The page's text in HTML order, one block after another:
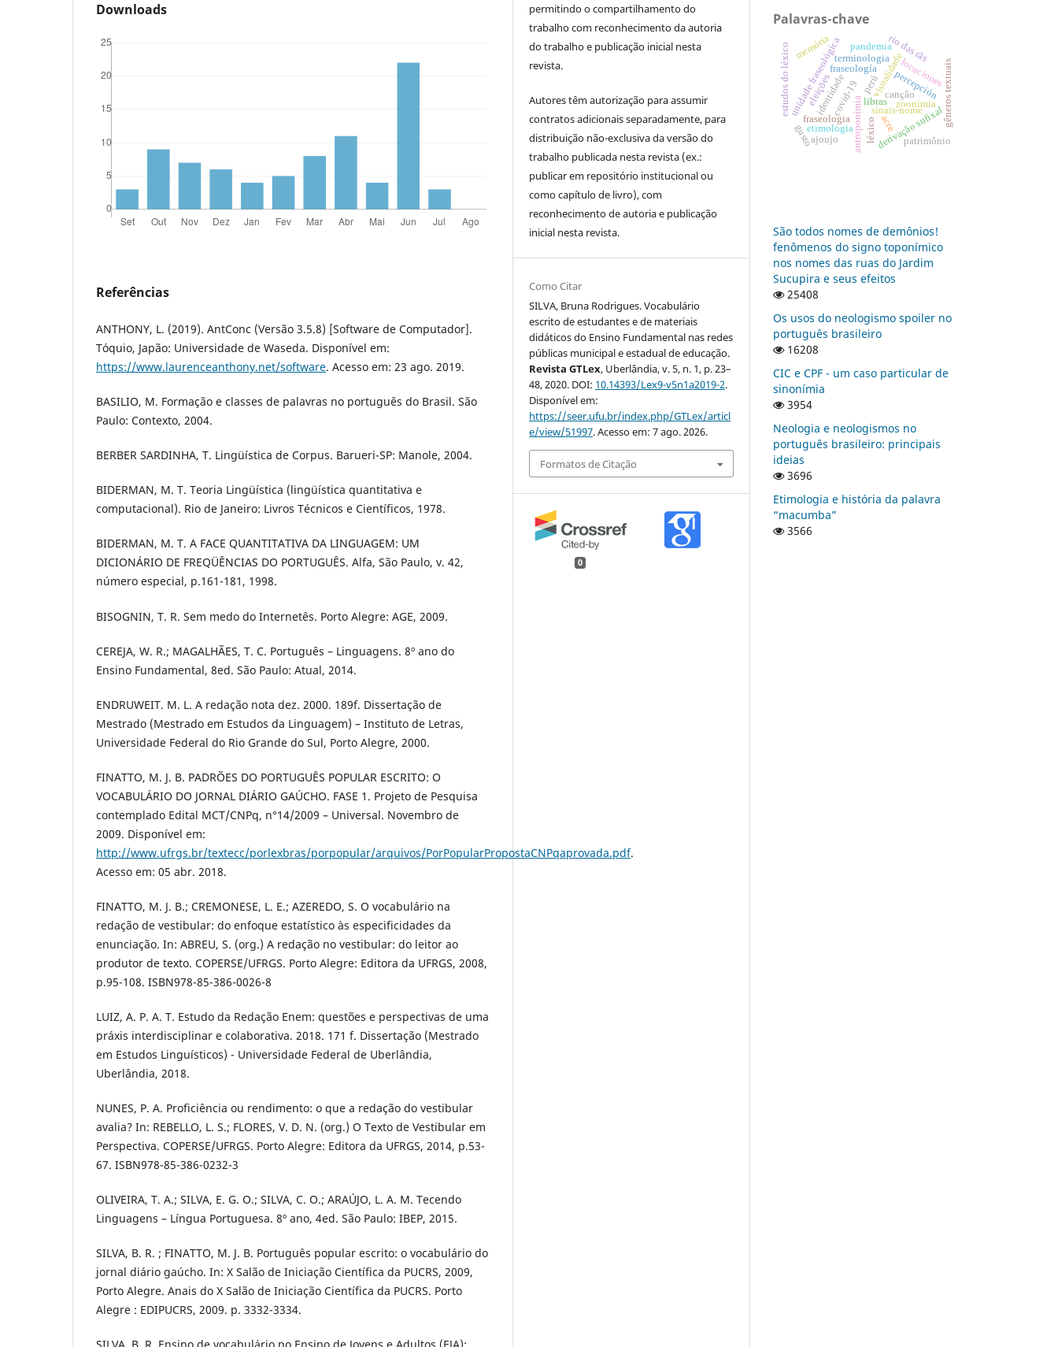
Downloads
Referências
ANTHONY, L. (2019). AntConc (Versão 3.5.8) [Software de Computador].
Tóquio, Japão: Universidade de Waseda. Disponível em:
https://www.laurenceanthony.net/software. Acesso em: 23 ago. 2019.
BASILIO, M. Formação e classes de palavras no português do Brasil. São
Paulo: Contexto, 2004.
BERBER SARDINHA, T. Lingüística de Corpus. Barueri-SP: Manole, 2004.
BIDERMAN, M. T. Teoria Lingüística (lingüística quantitativa e
computacional). Rio de Janeiro: Livros Técnicos e Científicos, 1978.
BIDERMAN, M. T. A FACE QUANTITATIVA DA LINGUAGEM: UM
DICIONÁRIO DE FREQÜÊNCIAS DO PORTUGUÊS. Alfa, São Paulo, v. 42,
número especial, p.161-181, 1998.
BISOGNIN, T. R. Sem medo do Internetês. Porto Alegre: AGE, 2009.
CEREJA, W. R.; MAGALHÃES, T. C. Português – Linguagens. 8º ano do
Ensino Fundamental, 8ed. São Paulo: Atual, 2014.
ENDRUWEIT. M. L. A redação nota dez. 2000. 189f. Dissertação de
Mestrado (Mestrado em Estudos da Linguagem) – Instituto de Letras,
Universidade Federal do Rio Grande do Sul, Porto Alegre, 2000.
FINATTO, M. J. B. PADRÕES DO PORTUGUÊS POPULAR ESCRITO: O
VOCABULÁRIO DO JORNAL DIÁRIO GAÚCHO. FASE 1. Projeto de Pesquisa
contemplado Edital MCT/CNPq, n°14/2009 – Universal. Novembro de
2009. Disponível em:
http://www.ufrgs.br/textecc/porlexbras/porpopular/arquivos/PorPopularPropostaCNPqaprovada.pdf.
Acesso em: 05 abr. 2018.
FINATTO, M. J. B.; CREMONESE, L. E.; AZEREDO, S. O vocabulário na
redação de vestibular: do enfoque estatístico às especificidades da
enunciação. In: ABREU, S. (org.) A redação no vestibular: do leitor ao
produtor de texto. COPERSE/UFRGS. Porto Alegre: Editora da UFRGS, 2008,
p.95-108. ISBN978-85-386-0026-8
LUIZ, A. P. A. T. Estudo da Redação Enem: questões e perspectivas de uma
práxis interdisciplinar e colaborativa. 2018. 171 f. Dissertação (Mestrado
em Estudos Linguísticos) - Universidade Federal de Uberlândia,
Uberlândia, 2018.
NUNES, P. A. Proficiência ou rendimento: o que a redação do vestibular
avalia? In: REBELLO, L. S.; FLORES, V. D. N. (org.) O Texto de Vestibular em
Perspectiva. COPERSE/UFRGS. Porto Alegre: Editora da UFRGS, 2014, p.53-
67. ISBN978-85-386-0232-3
OLIVEIRA, T. A.; SILVA, E. G. O.; SILVA, C. O.; ARAÚJO, L. A. M. Tecendo
Linguagens – Língua Portuguesa. 8º ano, 4ed. São Paulo: IBEP, 2015.
SILVA, B. R. ; FINATTO, M. J. B. Português popular escrito: o vocabulário do
jornal diário gaúcho. In: X Salão de Iniciação Científica da PUCRS, 2009,
Porto Alegre. Anais do X Salão de Iniciação Científica da PUCRS. Porto
Alegre : EDIPUCRS, 2009. p. 3332-3334.
SILVA, B. R. Ensino de vocabulário no Ensino de Jovens e Adultos (EJA):
permitindo o compartilhamento do
trabalho com reconhecimento da autoria
do trabalho e publicação inicial nesta
revista.
Autores têm autorização para assumir
contratos adicionais separadamente, para
distribuição não-exclusiva da versão do
trabalho publicada nesta revista (ex.:
publicar em repositório institucional ou
como capítulo de livro), com
reconhecimento de autoria e publicação
inicial nesta revista.
Como Citar
SILVA, Bruna Rodrigues. Vocabulário
escrito de estudantes e de materiais
didáticos do Ensino Fundamental nas redes
públicas municipal e estadual de educação.
Revista GTLex, Uberlândia, v. 5, n. 1, p. 23–
48, 2020. DOI: 10.14393/Lex9-v5n1a2019-2.
Disponível em:
https://seer.ufu.br/index.php/GTLex/articl
e/view/51997. Acesso em: 7 ago. 2026.
Formatos de Citação
0
Palavras-chave
antroponímia sinais-nome
libras
visualidade
identidade
fraseologia
unidade fraseológica
derivação sufixal
etimologia
terminologia
percepción
fraseología locuciones
gusto
estudos do léxico gêneros textuais
pandemia
covid-19
ajoujo léxico
memória
patrimônio
rio das rãs
zoonímia
acre
perú canção
eleições
São todos nomes de demônios!
fenômenos do signo toponímico
nos nomes das ruas do Jardim
Sucupira e seus efeitos
25408
Os usos do neologismo spoiler no
português brasileiro
16208
CIC e CPF - um caso particular de
sinonímia
3954
Neologia e neologismos no
português brasileiro: principais
ideias
3696
Etimologia e história da palavra
“macumba”
3566